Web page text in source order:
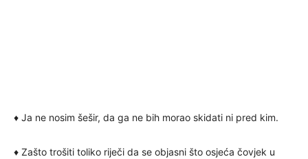
♦ Ja ne nosim šešir, da ga ne bih morao skidati ni pred kim.
♦ Zašto trošiti toliko riječi da se objasni što osjeća čovjek u